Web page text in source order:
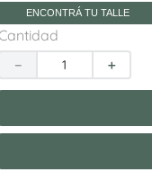
ENCONTRÁ TU TALLE
Cantidad
＋
－